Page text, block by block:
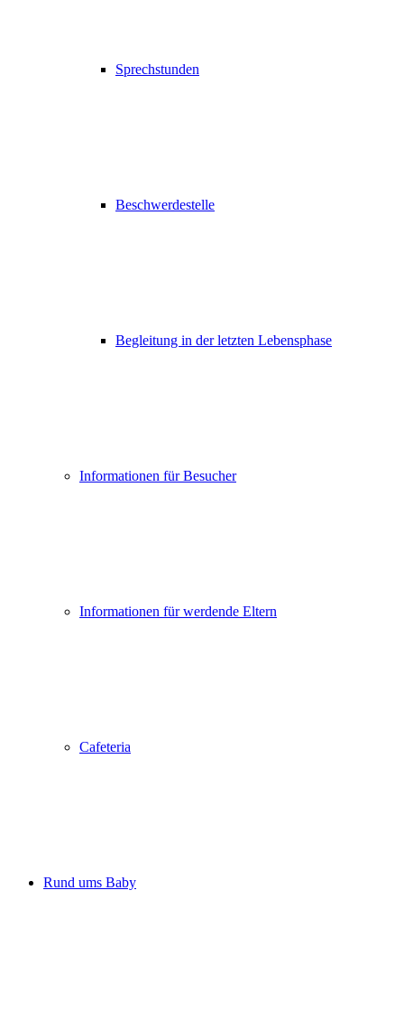
Sprechstunden
Beschwerdestelle
Begleitung in der letzten Lebensphase
Informationen für Besucher
Informationen für werdende Eltern
Cafeteria
Rund ums Baby